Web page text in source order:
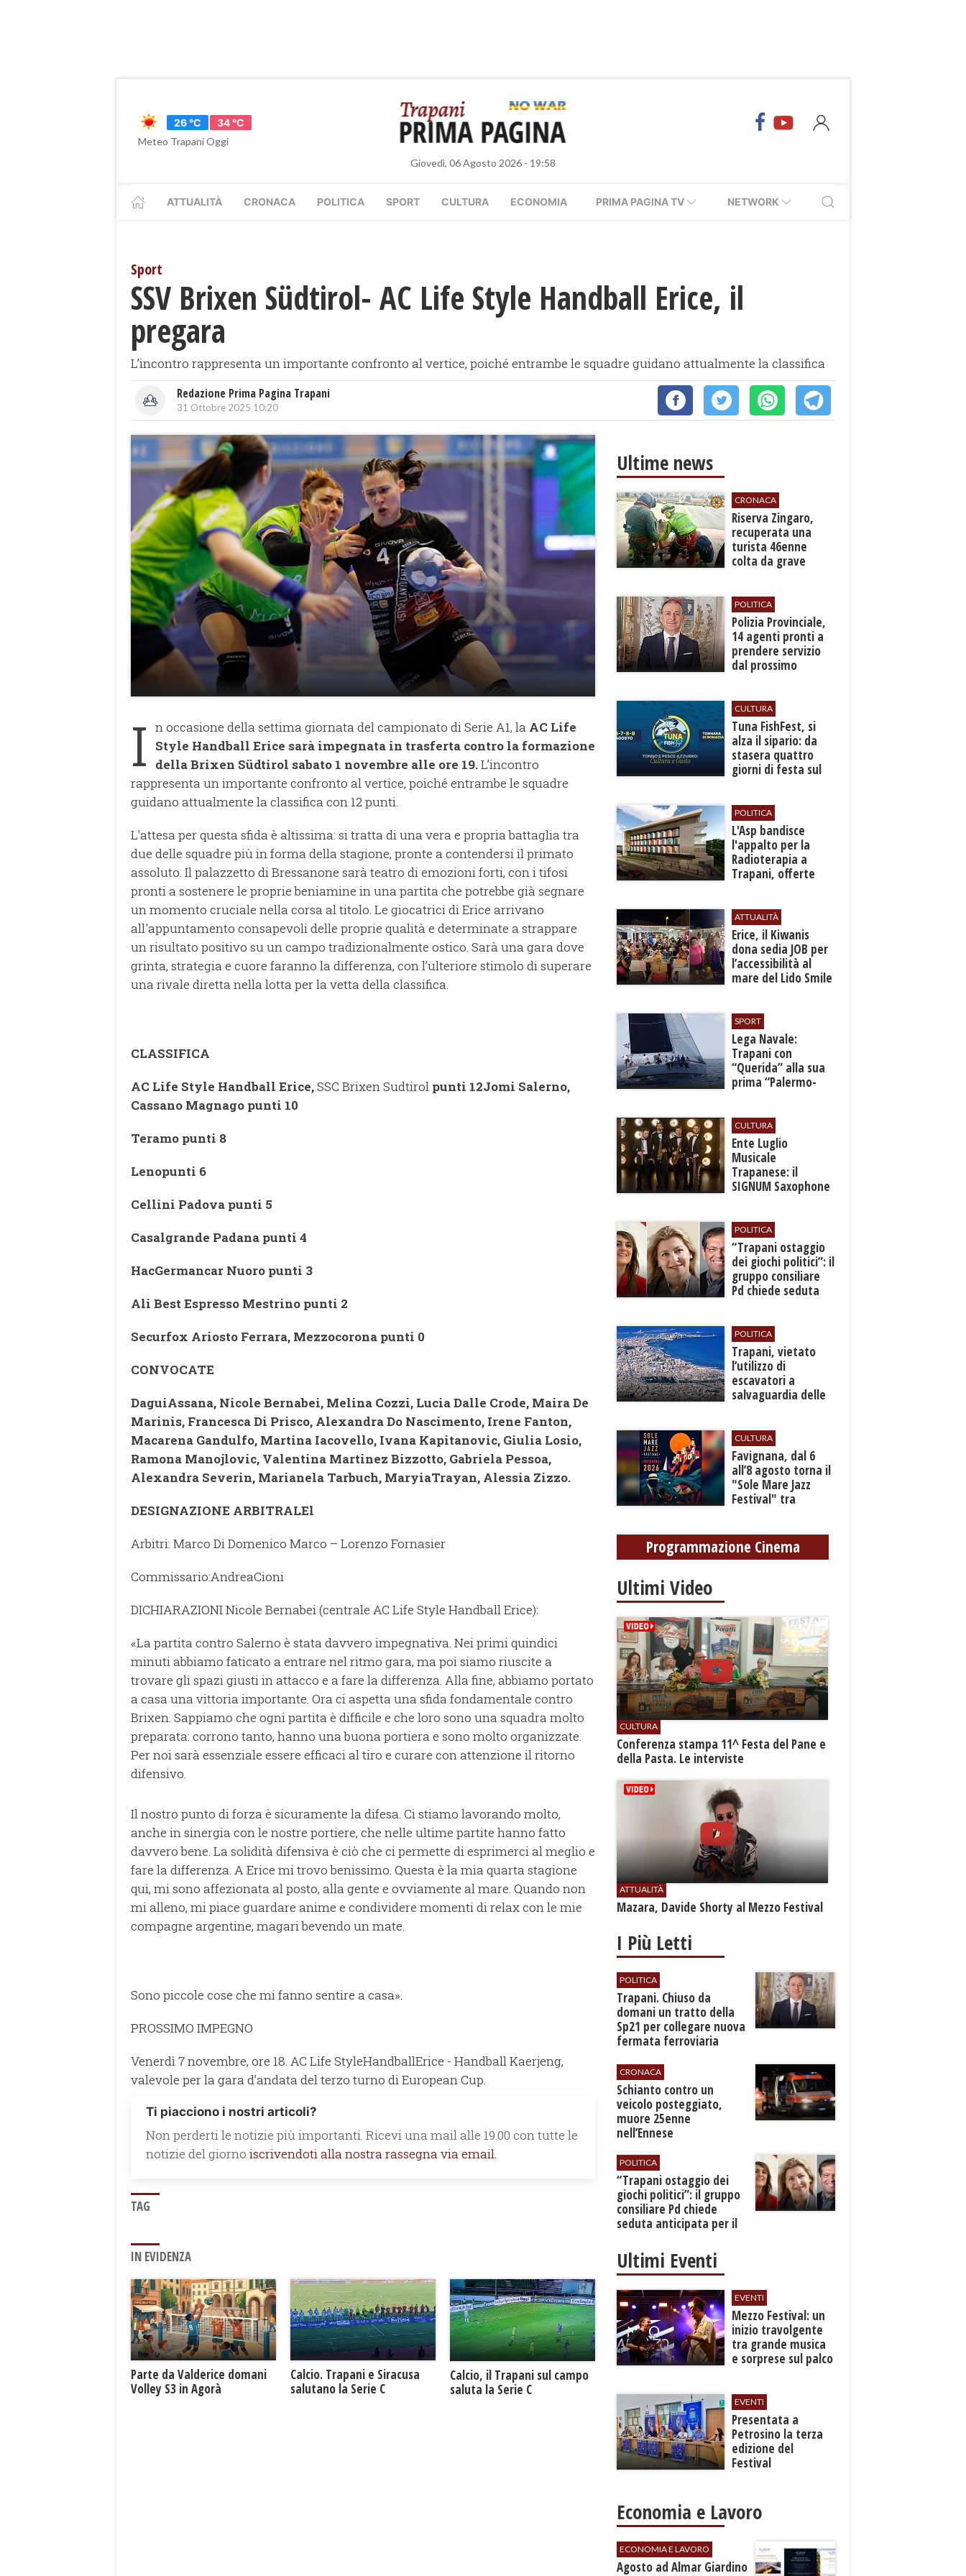
26 °C
34 °C
Meteo Trapani Oggi
Giovedì, 06 Agosto 2026 - 19:58
ATTUALITÀ CRONACA POLITICA SPORT CULTURA ECONOMIA PRIMA PAGINA TV NETWORK
Sport
SSV Brixen Südtirol- AC Life Style Handball Erice, il
pregara
L’incontro rappresenta un importante confronto al vertice, poiché entrambe le squadre guidano attualmente la classifica
Redazione Prima Pagina Trapani
31 Ottobre 2025 10:20
I n occasione della settima giornata del campionato di Serie A1, la AC Life
Style Handball Erice sarà impegnata in trasferta contro la formazione
della Brixen Südtirol sabato 1 novembre alle ore 19.L’incontro
rappresenta un importante confronto al vertice, poiché entrambe le squadre
guidano attualmente la classifica con 12 punti.
L'attesa per questa sfida è altissima: si tratta di una vera e propria battaglia tra
due delle squadre più in forma della stagione, pronte a contendersi il primato
assoluto. Il palazzetto di Bressanone sarà teatro di emozioni forti, con i tifosi
pronti a sostenere le proprie beniamine in una partita che potrebbe già segnare
un momento cruciale nella corsa al titolo. Le giocatrici di Erice arrivano
all'appuntamento consapevoli delle proprie qualità e determinate a strappare
un risultato positivo su un campo tradizionalmente ostico. Sarà una gara dove
grinta, strategia e cuore faranno la differenza, con l’ulteriore stimolo di superare
una rivale diretta nella lotta per la vetta della classifica.
CLASSIFICA
AC Life Style Handball Erice,SSC Brixen Sudtirol punti 12Jomi Salerno,
Cassano Magnago punti 10
Teramo punti 8
Lenopunti 6
Cellini Padova punti 5
Casalgrande Padana punti 4
HacGermancar Nuoro punti 3
Ali Best Espresso Mestrino punti 2
Securfox Ariosto Ferrara, Mezzocorona punti 0
CONVOCATE
DaguiAssana, Nicole Bernabei, Melina Cozzi, Lucia Dalle Crode, Maira De
Marinis, Francesca Di Prisco, Alexandra Do Nascimento, Irene Fanton,
Macarena Gandulfo, Martina Iacovello, Ivana Kapitanovic, Giulia Losio,
Ramona Manojlovic, Valentina Martinez Bizzotto, Gabriela Pessoa,
Alexandra Severin, Marianela Tarbuch, MaryiaTrayan, Alessia Zizzo.
DESIGNAZIONE ARBITRALEl
Arbitri: Marco Di Domenico Marco – Lorenzo Fornasier
Commissario:AndreaCioni
DICHIARAZIONI Nicole Bernabei (centrale AC Life Style Handball Erice):
«La partita contro Salerno è stata davvero impegnativa. Nei primi quindici
minuti abbiamo faticato a entrare nel ritmo gara, ma poi siamo riuscite a
trovare gli spazi giusti in attacco e a fare la differenza. Alla fine, abbiamo portato
a casa una vittoria importante. Ora ci aspetta una sfida fondamentale contro
Brixen. Sappiamo che ogni partita è difficile e che loro sono una squadra molto
preparata: corrono tanto, hanno una buona portiera e sono molto organizzate.
Per noi sarà essenziale essere efficaci al tiro e curare con attenzione il ritorno
difensivo.
Il nostro punto di forza è sicuramente la difesa. Ci stiamo lavorando molto,
anche in sinergia con le nostre portiere, che nelle ultime partite hanno fatto
davvero bene. La solidità difensiva è ciò che ci permette di esprimerci al meglio e
fare la differenza. A Erice mi trovo benissimo. Questa è la mia quarta stagione
qui, mi sono affezionata al posto, alla gente e ovviamente al mare. Quando non
mi alleno, mi piace guardare anime e condividere momenti di relax con le mie
compagne argentine, magari bevendo un mate.
Sono piccole cose che mi fanno sentire a casa».
PROSSIMO IMPEGNO
Venerdì 7 novembre, ore 18. AC Life StyleHandballErice - Handball Kaerjeng,
valevole per la gara d’andata del terzo turno di European Cup.
Ti piacciono i nostri articoli?
Non perderti le notizie più importanti. Ricevi una mail alle 19.00 con tutte le
notizie del giorno iscrivendoti alla nostra rassegna via email.
TAG
IN EVIDENZA
Parte da Valderice domani
Volley S3 in Agorà
Calcio. Trapani e Siracusa
salutano la Serie C
Calcio, il Trapani sul campo
saluta la Serie C
Ultime news
CRONACA
​Riserva Zingaro,
recuperata una
turista 46enne
colta da grave
POLITICA
​Polizia Provinciale,
14 agenti pronti a
prendere servizio
dal prossimo
CULTURA
​Tuna FishFest, si
alza il sipario: da
stasera quattro
giorni di festa sul
POLITICA
L'Asp bandisce
l'appalto per la
Radioterapia a
Trapani, offerte
ATTUALITÀ
​Erice, il Kiwanis
dona sedia JOB per
l’accessibilità al
mare del Lido Smile
SPORT
​Lega Navale:
Trapani con
“Querida” alla sua
prima “Palermo-
CULTURA
Ente Luglio
Musicale
Trapanese: il
SIGNUM Saxophone
Dream”
POLITICA
​“Trapani ostaggio
dei giochi politici”: il
gruppo consiliare
Pd chiede seduta
POLITICA
​Trapani, vietato
l’utilizzo di
escavatori a
salvaguardia delle
CULTURA
Favignana, dal 6
all’8 agosto torna il
"Sole Mare Jazz
Festival" tra
Programmazione Cinema
Ultimi Video
CULTURA
Conferenza stampa 11^ Festa del Pane e
della Pasta. Le interviste
ATTUALITÀ
Mazara, Davide Shorty al Mezzo Festival
I Più Letti
POLITICA
​Trapani. Chiuso da
domani un tratto della
Sp21 per collegare nuova
fermata ferroviaria
CRONACA
​Schianto contro un
veicolo posteggiato,
muore 25enne
nell’Ennese
POLITICA
​“Trapani ostaggio dei
giochi politici”: il gruppo
consiliare Pd chiede
seduta anticipata per il
Ultimi Eventi
EVENTI
Mezzo Festival: un
inizio travolgente
tra grande musica
e sorprese sul palco
EVENTI
Presentata a
Petrosino la terza
edizione del
Festival
"Voci dal
Mediterraneo"
Economia e Lavoro
ECONOMIA E LAVORO
Agosto ad Almar Giardino